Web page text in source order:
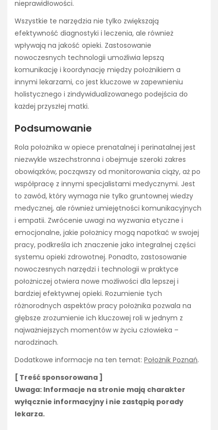
nieprawidłowości.
Wszystkie te narzędzia nie tylko zwiększają
efektywność diagnostyki i leczenia, ale również
wpływają na jakość opieki. Zastosowanie
nowoczesnych technologii umożliwia lepszą
komunikację i koordynację między położnikiem a
innymi lekarzami, co jest kluczowe w zapewnieniu
holistycznego i zindywidualizowanego podejścia do
każdej przyszłej matki.
Podsumowanie
Rola położnika w opiece prenatalnej i perinatalnej jest
niezwykle wszechstronna i obejmuje szeroki zakres
obowiązków, począwszy od monitorowania ciąży, aż po
współpracę z innymi specjalistami medycznymi. Jest
to zawód, który wymaga nie tylko gruntownej wiedzy
medycznej, ale również umiejętności komunikacyjnych
i empatii. Zwrócenie uwagi na wyzwania etyczne i
emocjonalne, jakie położnicy mogą napotkać w swojej
pracy, podkreśla ich znaczenie jako integralnej części
systemu opieki zdrowotnej. Ponadto, zastosowanie
nowoczesnych narzędzi i technologii w praktyce
położniczej otwiera nowe możliwości dla lepszej i
bardziej efektywnej opieki. Rozumienie tych
różnorodnych aspektów pracy położnika pozwala na
głębsze zrozumienie ich kluczowej roli w jednym z
najważniejszych momentów w życiu człowieka –
narodzinach.
Dodatkowe informacje na ten temat: Położnik Poznań.
[ Treść sponsorowana ]
Uwaga: Informacje na stronie mają charakter
wyłącznie informacyjny i nie zastąpią porady
lekarza.